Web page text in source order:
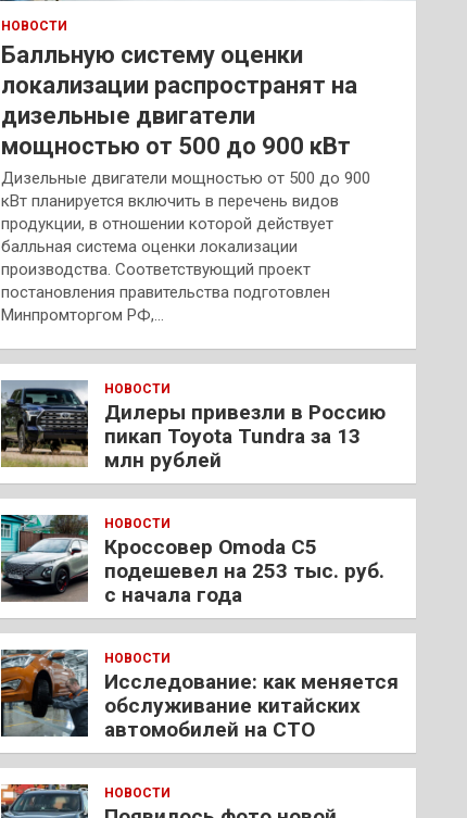
НОВОСТИ
Балльную систему оценки
локализации распространят на
дизельные двигатели
мощностью от 500 до 900 кВт
Дизельные двигатели мощностью от 500 до 900
кВт планируется включить в перечень видов
продукции, в отношении которой действует
балльная система оценки локализации
производства. Соответствующий проект
постановления правительства подготовлен
Минпромторгом РФ,…
НОВОСТИ
Дилеры привезли в Россию
пикап Toyota Tundra за 13
млн рублей
НОВОСТИ
Кроссовер Omoda C5
подешевел на 253 тыс. руб.
с начала года
НОВОСТИ
Исследование: как меняется
обслуживание китайских
автомобилей на СТО
НОВОСТИ